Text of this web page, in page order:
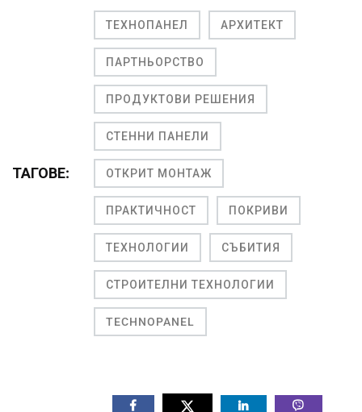
ТАГОВЕ:
ТЕХНОПАНЕЛ АРХИТЕКТ
ПАРТНЬОРСТВО
ПРОДУКТОВИ РЕШЕНИЯ
СТЕННИ ПАНЕЛИ
ОТКРИТ МОНТАЖ
ПРАКТИЧНОСТ ПОКРИВИ
ТЕХНОЛОГИИ СЪБИТИЯ
СТРОИТЕЛНИ ТЕХНОЛОГИИ
TECHNOPANEL